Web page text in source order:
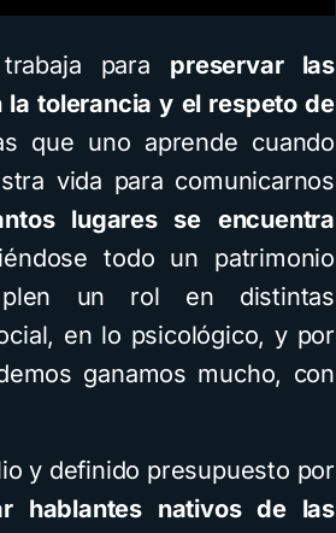
para preservar las
tolerancia y el respeto de
que uno aprende cuando
vida para comunicarnos
lugares se encuentra
todo un patrimonio
un rol en distintas
en lo psicológico, y por
ganamos mucho, con
y definido presupuesto por
hablantes nativos de las